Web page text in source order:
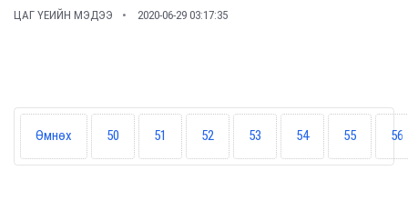
ЦАГ ҮЕИЙН МЭДЭЭ 2020-06-29 03:17:35
Өмнөх 50 51 52 53 54 55 56